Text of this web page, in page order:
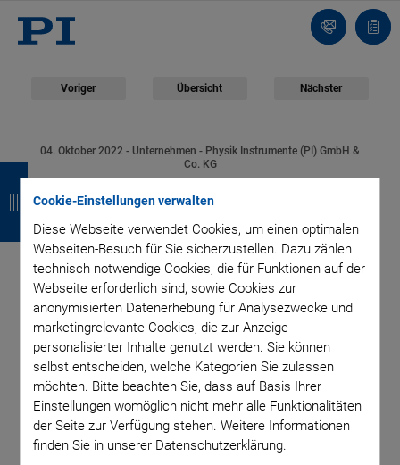
Cookie-Einstellungen verwalten
Diese Webseite verwendet Cookies, um einen optimalen
Webseiten-Besuch für Sie sicherzustellen. Dazu zählen
technisch notwendige Cookies, die für Funktionen auf der
Webseite erforderlich sind, sowie Cookies zur
anonymisierten Datenerhebung für Analysezwecke und
marketingrelevante Cookies, die zur Anzeige
personalisierter Inhalte genutzt werden. Sie können
selbst entscheiden, welche Kategorien Sie zulassen
möchten. Bitte beachten Sie, dass auf Basis Ihrer
Einstellungen womöglich nicht mehr alle Funktionalitäten
der Seite zur Verfügung stehen. Weitere Informationen
finden Sie in unserer Datenschutzerklärung.
Kontakt
Voriger Übersicht Nächster
04. Oktober 2022 - Unternehmen - Physik Instrumente (PI) GmbH &
Co. KG
Kooperation zwischen
PI und Averna:
Partnerschaft zur
Entwicklung
fortschrittlicher
Lösungen für Test
Z
u
r
ü
c
k
Z
u
r
ü
c
k
Z
u
r
ü
c
k
Z
u
r
ü
c
k